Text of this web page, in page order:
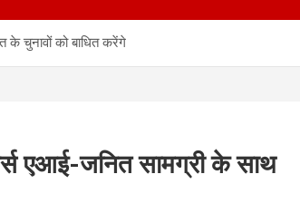
के चुनावों को बाधित करेंगे
एआई-जनित सामग्री के साथ